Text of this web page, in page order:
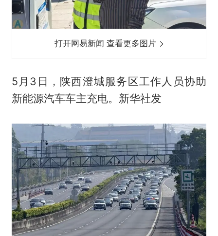
打开网易新闻 查看更多图片
5月3日，陕西澄城服务区工作人员协助
新能源汽车车主充电。新华社发